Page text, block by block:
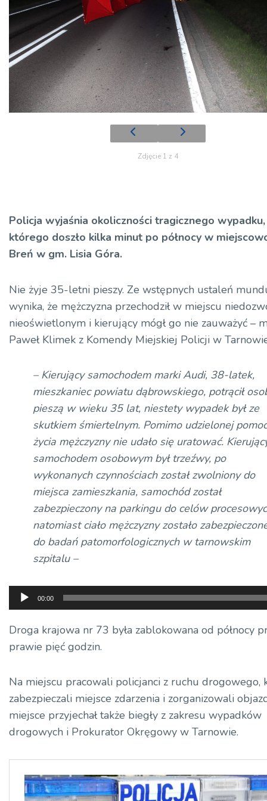
Zdjęcie 1 z 4
Policja wyjaśnia okoliczności tragicznego
którego doszło kilka minut po północy w
Breń w gm. Lisia Góra.
Nie żyje 35-letni pieszy. Ze wstępnych ustaleń
wynika, że mężczyzna przechodził w miejscu
nieoświetlonym i kierujący mógł go nie zauważyć –
Paweł Klimek z Komendy Miejskiej Policji w
– Kierujący samochodem marki Audi, 38-latek,
mieszkaniec powiatu dąbrowskiego, potrącił
pieszą w wieku 35 lat, niestety wypadek był ze
skutkiem śmiertelnym. Pomimo udzielonej
życia mężczyzny nie udało się uratować.
samochodem osobowym był trzeźwy, po
wykonanych czynnościach został zwolniony do
miejsca zamieszkania, samochód został
zabezpieczony na parkingu do celów
natomiast ciało mężczyzny zostało
do badań patomorfologicznych w tarnowskim
szpitalu –
Odtwarzacz
plików
dźwiękowych
00:00
Droga krajowa nr 73 była zablokowana od północy
prawie pięć godzin.
Na miejscu pracowali policjanci z ruchu drogowego,
zabezpieczali miejsce zdarzenia i zorganizowali
miejsce przyjechał także biegły z zakresu wypadków
drogowych i Prokurator Okręgowy w Tarnowie.